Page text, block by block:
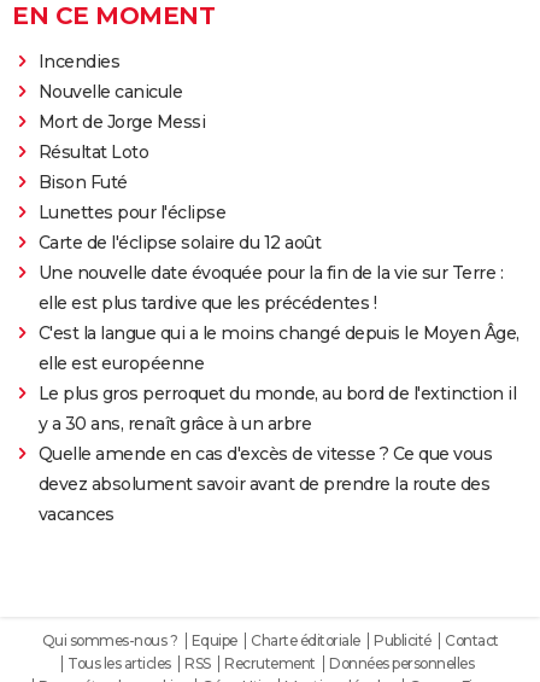
EN CE MOMENT
Incendies
Nouvelle canicule
Mort de Jorge Messi
Résultat Loto
Bison Futé
Lunettes pour l'éclipse
Carte de l'éclipse solaire du 12 août
Une nouvelle date évoquée pour la fin de la vie sur Terre :
elle est plus tardive que les précédentes !
C'est la langue qui a le moins changé depuis le Moyen Âge,
elle est européenne
Le plus gros perroquet du monde, au bord de l'extinction il
y a 30 ans, renaît grâce à un arbre
Quelle amende en cas d'excès de vitesse ? Ce que vous
devez absolument savoir avant de prendre la route des
vacances
Qui sommes-nous ? Equipe Charte éditoriale Publicité
Contact
Tous les articles
RSS Recrutement
Données personnelles